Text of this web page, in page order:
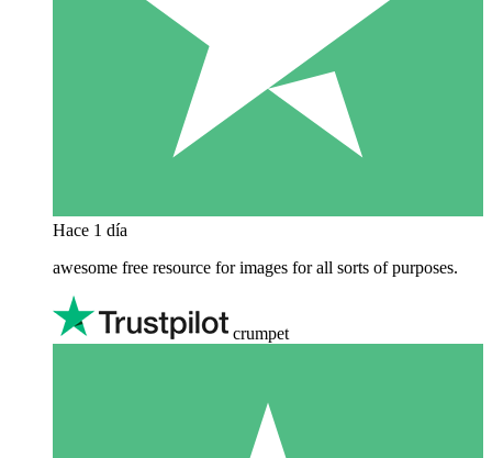
Hace 1 día
awesome free resource for images for all sorts of purposes.
crumpet